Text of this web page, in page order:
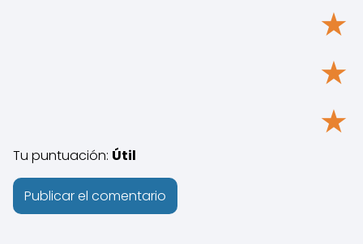
★
★
★
Tu puntuación: Útil